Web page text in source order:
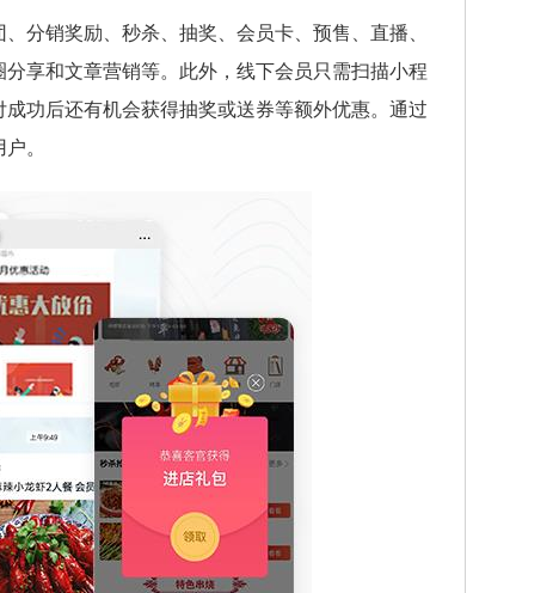
分销奖励、秒杀、抽奖、会员卡、预售、直播、
享和文章营销等。此外，线下会员只需扫描小程
功后还有机会获得抽奖或送券等额外优惠。通过
。